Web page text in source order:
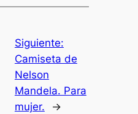
Siguiente:
Camiseta de
Nelson
Mandela. Para
mujer.
→